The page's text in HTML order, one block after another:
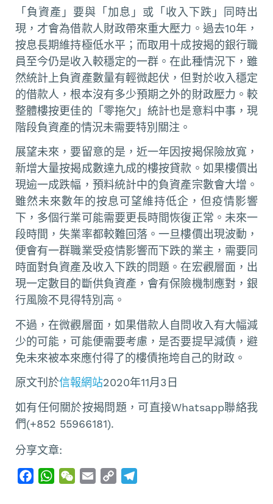
「負資產」要與「加息」或「收入下跌」同時出
現，才會為借款人財政帶來重大壓力。過去10年，
按息長期維持極低水平；而取用十成按揭的銀行職
員至今仍是收入較穩定的一群。在此種情況下，雖
然統計上負資產數量有輕微起伏，但對於收入穩定
的借款人，根本沒有多少預期之外的財政壓力。較
整體樓按更佳的「零拖欠」統計也是意料中事，現
階段負資產的情況未需要特別關注。
展望未來，要留意的是，近一年因按揭保險放寬，
新增大量按揭成數達九成的樓按貸款。如果樓價出
現逾一成跌幅，預料統計中的負資產宗數會大增。
雖然未來數年的按息可望維持低企，但疫情影響
下，多個行業可能需要更長時間恢復正常。未來一
段時間，失業率都較難回落。一旦樓價出現波動，
便會有一群職業受疫情影響而下跌的業主，需要同
時面對負資產及收入下跌的問題。在宏觀層面，出
現一定數目的斷供負資產，會有保險機制應對，銀
行風險不見得特別高。
不過，在微觀層面，如果借款人自問收入有大幅減
少的可能，可能便需要考慮，是否要提早減債，避
免未來被本來應付得了的樓債拖垮自己的財政。
原文刊於信報網站2020年11月3日
如有任何關於按揭問題，可直接Whatsapp聯絡我
們(+852 55966181).
分享文章:
W
W